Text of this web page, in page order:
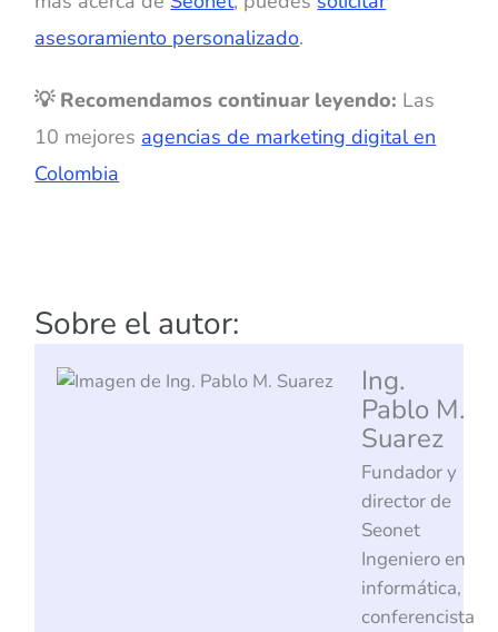
asesoramiento personalizado.
💡 Recomendamos continuar leyendo: Las
10 mejores agencias de marketing digital en
Colombia
Sobre el autor:
Ing.
Pablo M.
Suarez
Fundador y
director de
Seonet
Ingeniero en
informática,
conferencista